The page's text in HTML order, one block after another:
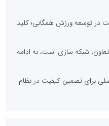
در توسعه ورزش همگانی؛ کلید
شبکه سازی است، نه ادامه
برای تضمین کیفیت در نظام